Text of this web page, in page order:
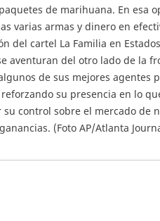
de marihuana. En esa
varias armas y dinero en
del cartel La Familia en
aventuran del otro lado de la
de sus mejores agentes
su presencia en lo
control sobre el mercado de
(Foto AP/Atlanta